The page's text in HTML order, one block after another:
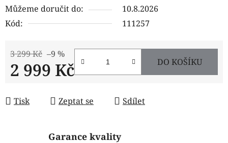
Můžeme doručit do:
10.8.2026
Kód:
111257
3 299 Kč –9 %
2 999 Kč DO KOŠÍKU
Tisk Zeptat se Sdílet
Garance kvality